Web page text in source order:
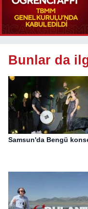
Bunlar da
Samsun'da Bengü